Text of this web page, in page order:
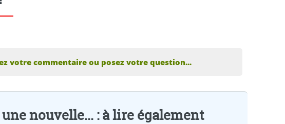
votre commentaire ou posez votre question...
nouvelle... : à lire également